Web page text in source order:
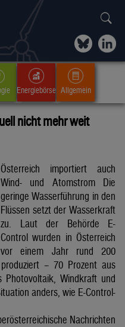
Energiebörse Allgemein
nicht mehr weit
Österreich importiert auch
Wind- und Atomstrom Die
geringe Wasserführung in den
Flüssen setzt der Wasserkraft
zu. Laut der Behörde E-
Control wurden in Österreich
vor einem Jahr rund 200
– 70 Prozent aus
Windkraft und
anders, wie E-Control-
Nachrichten